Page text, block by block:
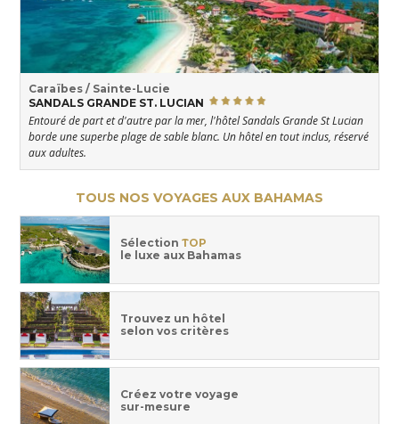
Caraïbes / Sainte-Lucie
SANDALS GRANDE ST. LUCIAN
Entouré de part et d'autre par la mer, l'hôtel Sandals Grande St Lucian
borde une superbe plage de sable blanc. Un hôtel en tout inclus, réservé
aux adultes.
TOUS NOS VOYAGES AUX BAHAMAS
Sélection TOP
le luxe aux Bahamas
Trouvez un hôtel
selon vos critères
Créez votre voyage
sur-mesure